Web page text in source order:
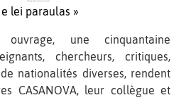
lei paraulas »
une cinquantaine
chercheurs, critiques,
nationalités diverses, rendent
CASANOVA, leur collègue et